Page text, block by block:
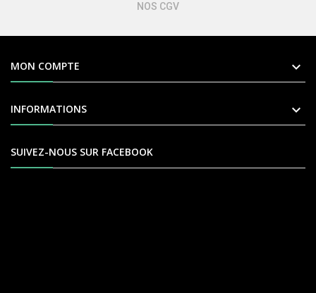
NOS CGV
MON COMPTE 
INFORMATIONS 
SUIVEZ-NOUS SUR FACEBOOK